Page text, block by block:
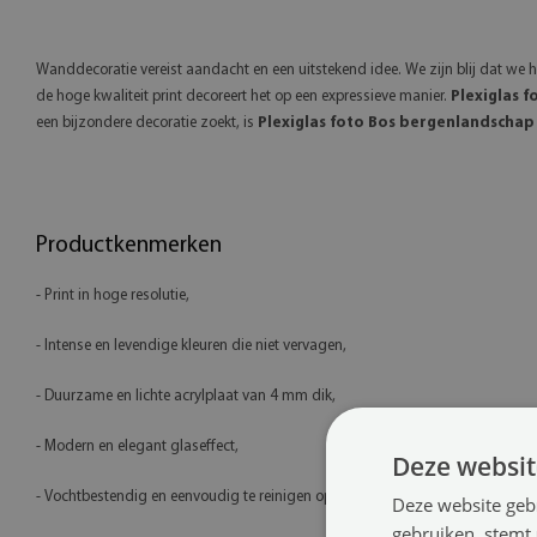
Wanddecoratie vereist aandacht en een uitstekend idee. We zijn blij dat we
de hoge kwaliteit print decoreert het op een expressieve manier. Plexiglas
een bijzondere decoratie zoekt, is Plexiglas foto Bos bergenlandschap
Productkenmerken
- Print in hoge resolutie,
- Intense en levendige kleuren die niet vervagen,
- Duurzame en lichte acrylplaat van 4 mm dik,
- Modern en elegant glaseffect,
- Vochtbestendig en eenvoudig te reinigen oppervlak,
Deze
Deze website